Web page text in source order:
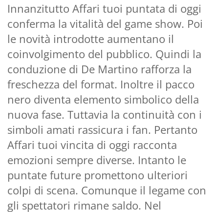
Innanzitutto Affari tuoi puntata di oggi
conferma la vitalità del game show. Poi
le novità introdotte aumentano il
coinvolgimento del pubblico. Quindi la
conduzione di De Martino rafforza la
freschezza del format. Inoltre il pacco
nero diventa elemento simbolico della
nuova fase. Tuttavia la continuità con i
simboli amati rassicura i fan. Pertanto
Affari tuoi vincita di oggi racconta
emozioni sempre diverse. Intanto le
puntate future promettono ulteriori
colpi di scena. Comunque il legame con
gli spettatori rimane saldo. Nel